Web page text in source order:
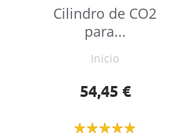
Cilindro de CO2
para...
Inicio
Precio
54,45 €